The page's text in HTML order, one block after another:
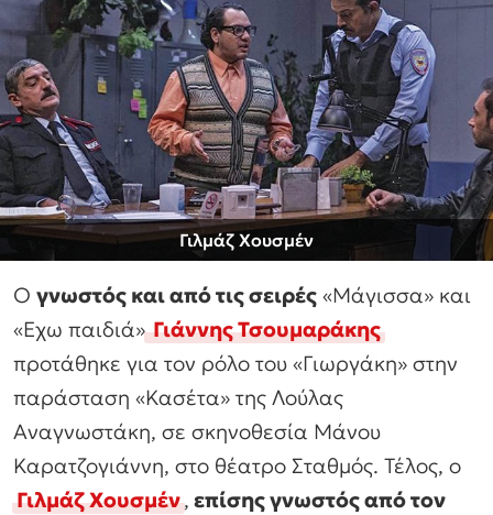
Γιλμάζ Χουσμέν
Ο γνωστός και από τις σειρές «Μάγισσα» και
«Εχω παιδιά»Γιάννης Τσουμαράκης
προτάθηκε για τον ρόλο του «Γιωργάκη» στην
παράσταση «Κασέτα» της Λούλας
Αναγνωστάκη, σε σκηνοθεσία Μάνου
Καρατζογιάννη, στο θέατρο Σταθμός. Τέλος, ο
Γιλμάζ Χουσμέν, επίσης γνωστός από τον